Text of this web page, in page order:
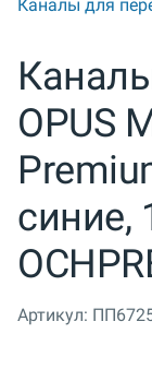
Каналы для
OPUS
синие,
Артикул: